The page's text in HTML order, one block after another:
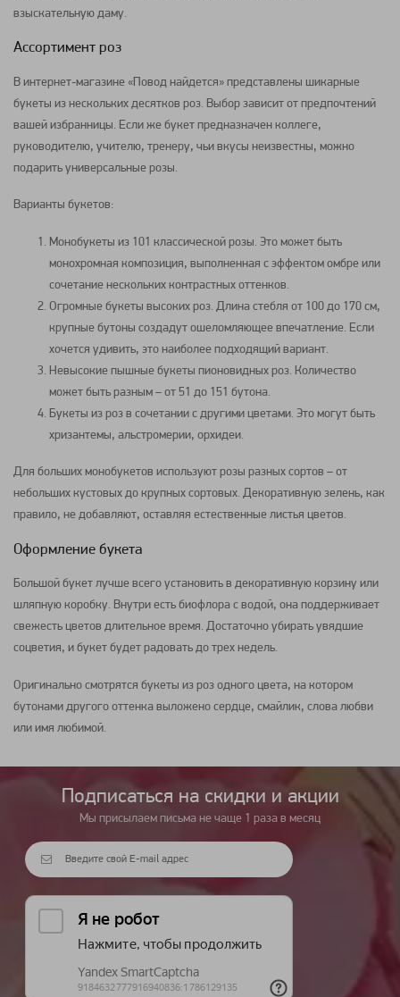
взыскательную даму.
Ассортимент роз
В интернет-магазине «Повод найдется» представлены шикарные
букеты из нескольких десятков роз. Выбор зависит от предпочтений
вашей избранницы. Если же букет предназначен коллеге,
руководителю, учителю, тренеру, чьи вкусы неизвестны, можно
подарить универсальные розы.
Варианты букетов:
Монобукеты из 101 классической розы. Это может быть
монохромная композиция, выполненная с эффектом омбре или
сочетание нескольких контрастных оттенков.
Огромные букеты высоких роз. Длина стебля от 100 до 170 см,
крупные бутоны создадут ошеломляющее впечатление. Если
хочется удивить, это наиболее подходящий вариант.
Невысокие пышные букеты пионовидных роз. Количество
может быть разным – от 51 до 151 бутона.
Букеты из роз в сочетании с другими цветами. Это могут быть
хризантемы, альстромерии, орхидеи.
Для больших монобукетов используют розы разных сортов – от
небольших кустовых до крупных сортовых. Декоративную зелень, как
правило, не добавляют, оставляя естественные листья цветов.
Оформление букета
Большой букет лучше всего установить в декоративную корзину или
шляпную коробку. Внутри есть биофлора с водой, она поддерживает
свежесть цветов длительное время. Достаточно убирать увядшие
соцветия, и букет будет радовать до трех недель.
Оригинально смотрятся букеты из роз одного цвета, на котором
бутонами другого оттенка выложено сердце, смайлик, слова любви
или имя любимой.
Подписаться на cкидки и акции
Мы присылаем письма не чаще 1 раза в месяц